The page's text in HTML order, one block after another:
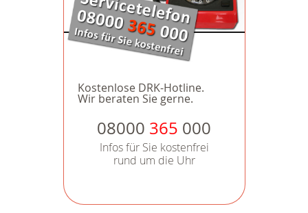
Kostenlose DRK-Hotline.
Wir beraten Sie gerne.
08000 365 000
Infos für Sie kostenfrei
rund um die Uhr